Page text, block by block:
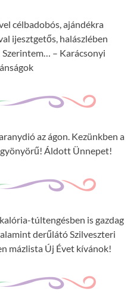
célbadobós, ajándékra
ijesztgetős, halászlében
– Karácsonyi
az ágon. Kezünkben a
gyönyörű! Áldott Ünnepet!
túltengésben is gazdag
derűlátó Szilveszteri
mázlista Új Évet kívánok!